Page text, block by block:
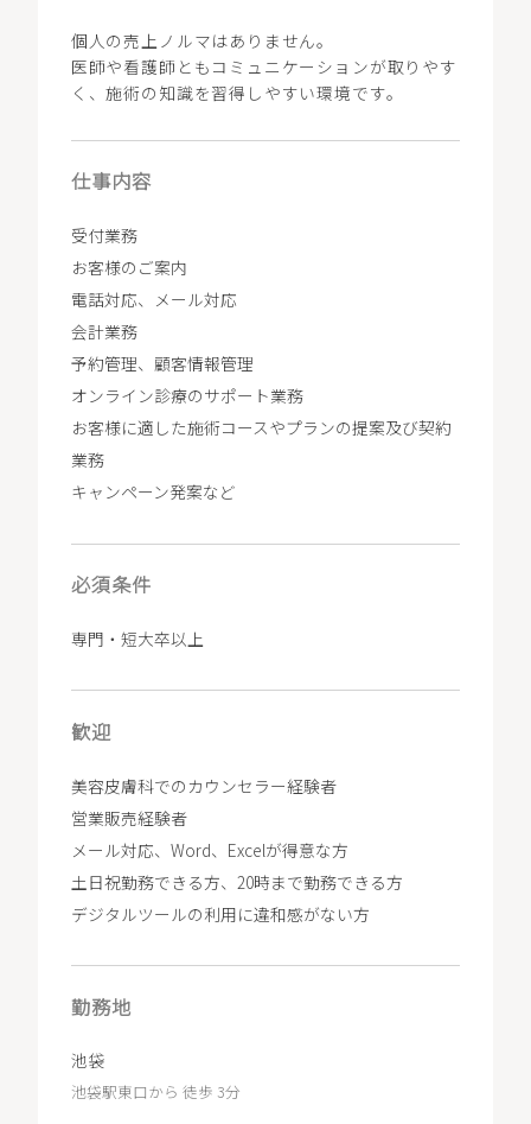
個人の売上ノルマはありません。
医師や看護師ともコミュニケーションが取りやす
く、施術の知識を習得しやすい環境です。
仕事内容
受付業務
お客様のご案内
電話対応、メール対応
会計業務
予約管理、顧客情報管理
オンライン診療のサポート業務
お客様に適した施術コースやプランの提案及び契約
業務
キャンペーン発案など
必須条件
専門・短大卒以上
歓迎
美容皮膚科でのカウンセラー経験者
営業販売経験者
メール対応、Word、Excelが得意な方
土日祝勤務できる方、20時まで勤務できる方
デジタルツールの利用に違和感がない方
勤務地
池袋
池袋駅東口から 徒歩 3分